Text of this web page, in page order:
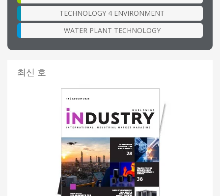
TECHNOLOGY 4 ENVIRONMENT
WATER PLANT TECHNOLOGY
최신 호